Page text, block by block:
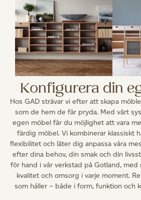
Konfigurera din
Hos GAD strävar vi efter att skapa
som de hem de får pryda. Med vårt
egen möbel får du möjlighet att vara
färdig möbel. Vi kombinerar klassiskt
flexibilitet och låter dig anpassa våra
efter dina behov, din smak och din
för hand i vår verkstad på Gotland, med
kvalitet och omsorg i varje moment.
som håller – både i form, funktion och